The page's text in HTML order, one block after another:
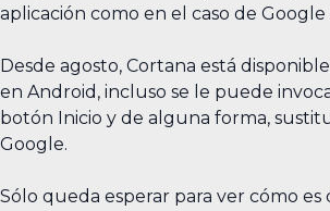
aplicación como en el caso de Google
Desde agosto, Cortana está
en Android, incluso se le puede
botón Inicio y de alguna forma,
Google.
Sólo queda esperar para ver cómo es